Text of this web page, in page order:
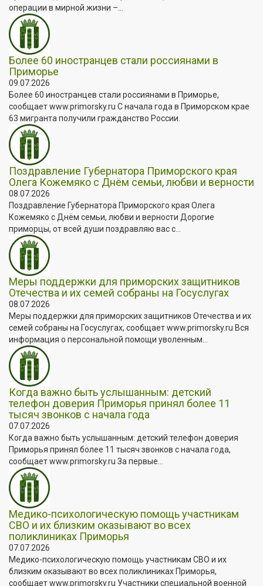
операции в мирной жизни –...
Более 60 иностранцев стали россиянами в
Приморье
09.07.2026
Более 60 иностранцев стали россиянами в Приморье,
сообщает www.primorsky.ru С начала года в Приморском крае
63 мигранта получили гражданство России.
Поздравление Губернатора Приморского края
Олега Кожемяко с Днём семьи, любви и верности
08.07.2026
Поздравление Губернатора Приморского края Олега
Кожемяко с Днём семьи, любви и верности Дорогие
приморцы, от всей души поздравляю вас с...
Меры поддержки для приморских защитников
Отечества и их семей собраны на Госуслугах
08.07.2026
Меры поддержки для приморских защитников Отечества и их
семей собраны на Госуслугах, сообщает www.primorsky.ru Вся
информация о персональной помощи уволенным...
Когда важно быть услышанным: детский
телефон доверия Приморья принял более 11
тысяч звонков с начала года
07.07.2026
Когда важно быть услышанным: детский телефон доверия
Приморья принял более 11 тысяч звонков с начала года,
сообщает www.primorsky.ru За первые...
Медико-психологическую помощь участникам
СВО и их близким оказывают во всех
поликлиниках Приморья
07.07.2026
Медико-психологическую помощь участникам СВО и их
близким оказывают во всех поликлиниках Приморья,
сообщает www.primorsky.ru Участники специальной военной